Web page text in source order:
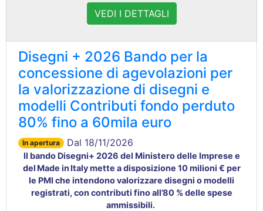
VEDI I DETTAGLI
Disegni + 2026 Bando per la
concessione di agevolazioni per
la valorizzazione di disegni e
modelli Contributi fondo perduto
80% fino a 60mila euro
In apertura Dal 18/11/2026
Il bando Disegni+ 2026 del Ministero delle Imprese e
del Made in Italy mette a disposizione 10 milioni € per
le PMI che intendono valorizzare disegni o modelli
registrati, con contributi fino all’80 % delle spese
ammissibili.